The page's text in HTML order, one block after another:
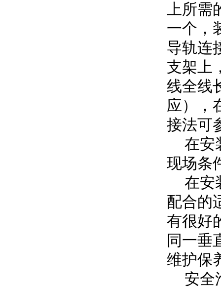
上所需
一个，
导轨连
支架上
线全线
应），
接法可
在安
现场条
在安
配合的
有很好
同一垂
维护保
安全